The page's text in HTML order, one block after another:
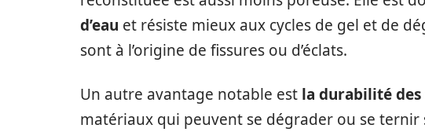
d’eau et résiste mieux aux cycles de gel et de
sont à l’origine de fissures ou d’éclats.
Un autre avantage notable est la durabilité
matériaux qui peuvent se dégrader ou se ternir